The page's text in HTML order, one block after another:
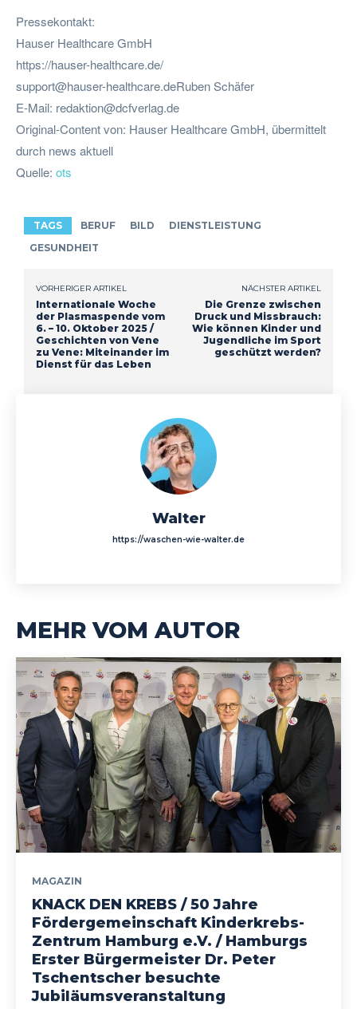
Pressekontakt:
Hauser Healthcare GmbH
https://hauser-healthcare.de/
support@hauser-healthcare.deRubenSchäfer
E-Mail: redaktion@dcfverlag.de
Original-Content von: Hauser Healthcare GmbH, übermittelt
durch news aktuell
Quelle: ots
TAGS BERUF BILD
DIENSTLEISTUNG
GESUNDHEIT
VORHERIGER ARTIKEL
Internationale Woche
der Plasmaspende vom
6. – 10. Oktober 2025 /
Geschichten von Vene
zu Vene: Miteinander im
Dienst für das Leben
NÄCHSTER ARTIKEL
Die Grenze zwischen
Druck und Missbrauch:
Wie können Kinder und
Jugendliche im Sport
geschützt werden?
Walter
https://waschen-wie-walter.de
MEHR VOM AUTOR
MAGAZIN
KNACK DEN KREBS / 50 Jahre
Fördergemeinschaft Kinderkrebs-
Zentrum Hamburg e.V. / Hamburgs
Erster Bürgermeister Dr. Peter
Tschentscher besuchte
Jubiläumsveranstaltung